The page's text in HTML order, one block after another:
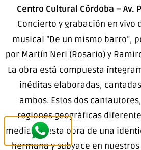
Centro Cultural Córdoba – Av.
Concierto y grabación en vivo
musical “De un mismo barro”,
por Martín Neri (Rosario) y
La obra está compuesta
inéditas elaboradas,
ambos. Estos dos
regiones geográficas
mediante esta obra de una
hermana y subyace en